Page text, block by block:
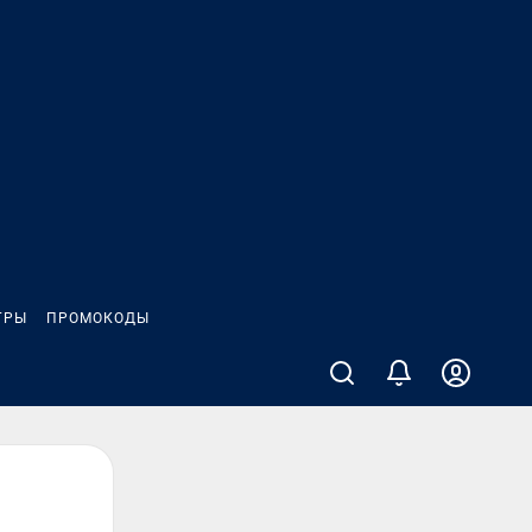
ПРОМОКОДЫ